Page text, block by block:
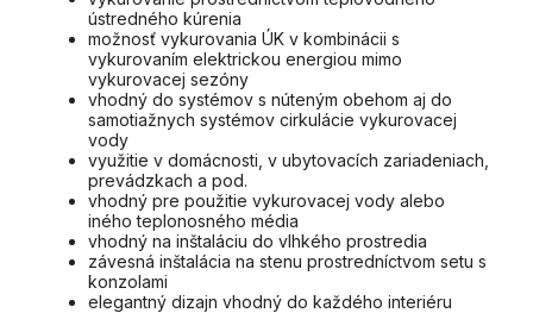
ústredného kúrenia
možnosť vykurovania ÚK v kombinácii s
vykurovaním elektrickou energiou mimo
vykurovacej sezóny
vhodný do systémov s núteným obehom aj do
samotiažnych systémov cirkulácie vykurovacej
vody
využitie v domácnosti, v ubytovacích zariadeniach,
prevádzkach a pod.
vhodný pre použitie vykurovacej vody alebo
iného teplonosného média
vhodný na inštaláciu do vlhkého prostredia
závesná inštalácia na stenu prostredníctvom setu s
konzolami
elegantný dizajn vhodný do každého interiéru